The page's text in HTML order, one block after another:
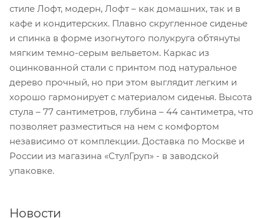
стиле Лофт, модерн, Лофт – как домашних, так и в
кафе и кондитерских. Плавно скругленное сиденье
и спинка в форме изогнутого полукруга обтянуты
мягким темно-серым вельветом. Каркас из
оцинкованной стали с принтом под натуральное
дерево прочный, но при этом выглядит легким и
хорошо гармонирует с материалом сиденья. Высота
стула – 77 сантиметров, глубина – 44 сантиметра, что
позволяет разместиться на нем с комфортом
независимо от комплекции. Доставка по Москве и
России из магазина «СтулГруп» - в заводской
упаковке.
Новости